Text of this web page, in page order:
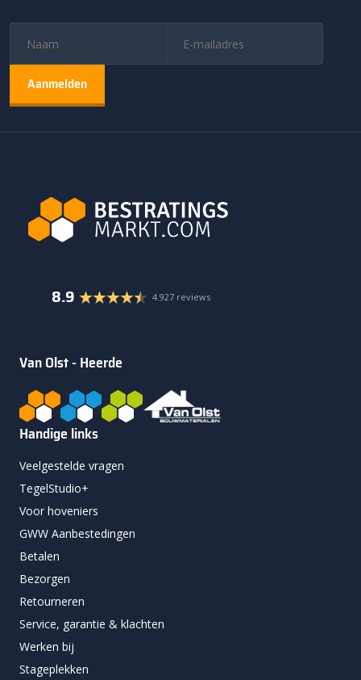
8.9 4.927 reviews
Van Olst - Heerde
Handige links
Veelgestelde vragen
TegelStudio+
Voor hoveniers
GWW Aanbestedingen
Betalen
Bezorgen
Retourneren
Service, garantie & klachten
Werken bij
Stageplekken